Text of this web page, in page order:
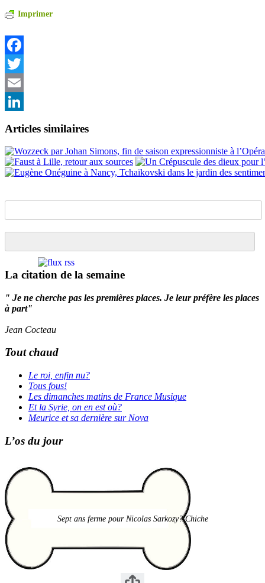
Imprimer
Facebook
Twitter
Email
Articles similaires
La citation de la semaine
" Je ne cherche pas les premières places. Je leur préfère les places
à part"
Jean Cocteau
Tout chaud
Le roi, enfin nu?
Tous fous!
Les dimanches matins de France Musique
Et la Syrie, on en est où?
Meurice et sa dernière sur Nova
L’os du jour
Sept ans ferme pour Nicolas Sarkozy? Chiche